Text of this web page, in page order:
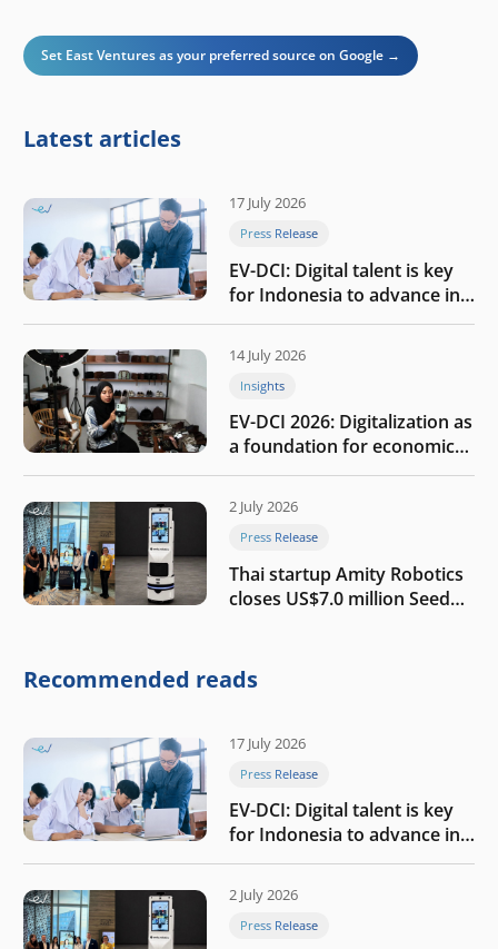
Set East Ventures as your preferred source on Google →
Latest articles
17 July 2026
Press Release
EV-DCI: Digital talent is key
for Indonesia to advance in
the AI era
14 July 2026
Insights
EV-DCI 2026: Digitalization as
a foundation for economic
growth
2 July 2026
Press Release
Thai startup Amity Robotics
closes US$7.0 million Seed
company
Recommended reads
17 July 2026
Press Release
EV-DCI: Digital talent is key
for Indonesia to advance in
the AI era
2 July 2026
Press Release